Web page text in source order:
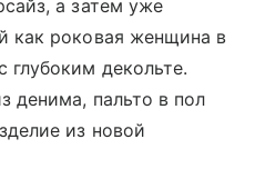
а затем уже
как роковая женщина в
глубоким декольте.
денима, пальто в пол
из новой